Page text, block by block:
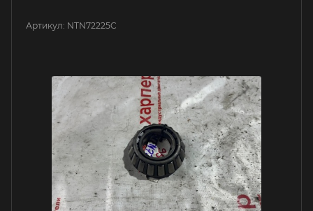
Артикул: NTN72225C